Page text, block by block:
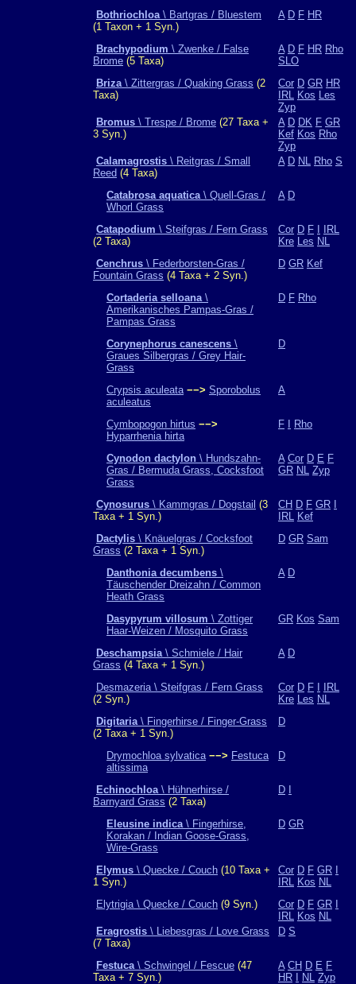
Bothriochloa\ Bartgras / Bluestem
(1 Taxon + 1 Syn.)
A D F HR
Brachypodium \ Zwenke / False
Brome (5 Taxa)
A D F HR Rho
SLO
Briza\ Zittergras / Quaking Grass (2
Taxa)
Cor D GR HR
IRL Kos Les
Zyp
Bromus \ Trespe / Brome (27 Taxa +
3 Syn.)
A D DK F GR
Kef Kos Rho
Zyp
Calamagrostis \ Reitgras / Small
Reed (4 Taxa)
A D NL Rho S
Catabrosa aquatica\ Quell-Gras /
Whorl Grass
A D
Catapodium \ Steifgras / Fern Grass
(2 Taxa)
Cor D F
IRL
Kre Les NL
Cenchrus \ Federborsten-Gras /
Fountain Grass (4 Taxa + 2 Syn.)
D GR Kef
Cortaderia selloana\
Amerikanisches Pampas-Gras /
Pampas Grass
D F Rho
Corynephorus canescens \
Graues Silbergras / Grey Hair-
Grass
D
Crypsis aculeata −−> Sporobolus
aculeatus
A
Cymbopogon hirtus −−>
Hyparrhenia hirta
F Rho
Cynodon dactylon \ Hundszahn-
Gras / Bermuda Grass, Cocksfoot
Grass
A Cor D E F
GR NL Zyp
Cynosurus \ Kammgras / Dogstail (3
Taxa + 1 Syn.)
CH D F GR
IRL Kef
Dactylis \ Knäuelgras / Cocksfoot
Grass (2 Taxa + 1 Syn.)
D GR Sam
Danthonia decumbens \
Täuschender Dreizahn / Common
Heath Grass
A D
Dasypyrum villosum \ Zottiger
Haar-Weizen / Mosquito Grass
GR Kos Sam
Deschampsia\ Schmiele / Hair
Grass (4 Taxa + 1 Syn.)
A D
Desmazeria \ Steifgras / Fern Grass
(2 Syn.)
Cor D F
IRL
Kre Les NL
Digitaria\ Fingerhirse / Finger-Grass
(2 Taxa + 1 Syn.)
D
Drymochloa sylvatica −−> Festuca
altissima
D
Echinochloa\ Hühnerhirse /
Barnyard Grass (2 Taxa)
D
Eleusine indica\ Fingerhirse,
Korakan / Indian Goose-Grass,
Wire-Grass
D GR
Elymus \ Quecke / Couch (10 Taxa +
1 Syn.)
Cor D F GR
IRL Kos NL
Elytrigia \ Quecke / Couch (9 Syn.) Cor D F GR
IRL Kos NL
Eragrostis \ Liebesgras / Love Grass
(7 Taxa)
D S
Festuca\ Schwingel / Fescue (47
Taxa + 7 Syn.)
A CH D E F
HR
NL Zyp